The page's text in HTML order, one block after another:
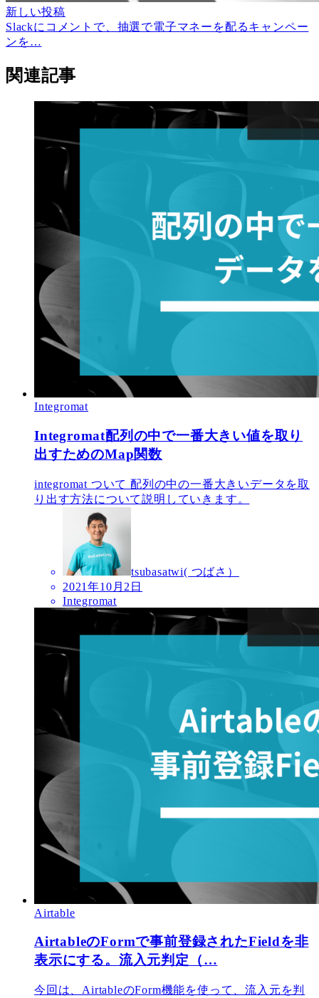
新しい投稿
Slackにコメントで、抽選で電子マネーを配るキャンペー
ンを…
関連記事
Integromat
Integromat配列の中で一番大きい値を取り
出すためのMap関数
integromat ついて 配列の中の一番大きいデータを取
り出す方法について説明していきます。
tsubasatwi( つばさ）
2021年10月2日
Integromat
Airtable
AirtableのFormで事前登録されたFieldを非
表示にする。流入元判定（…
今回は、AirtableのForm機能を使って、流入元を判